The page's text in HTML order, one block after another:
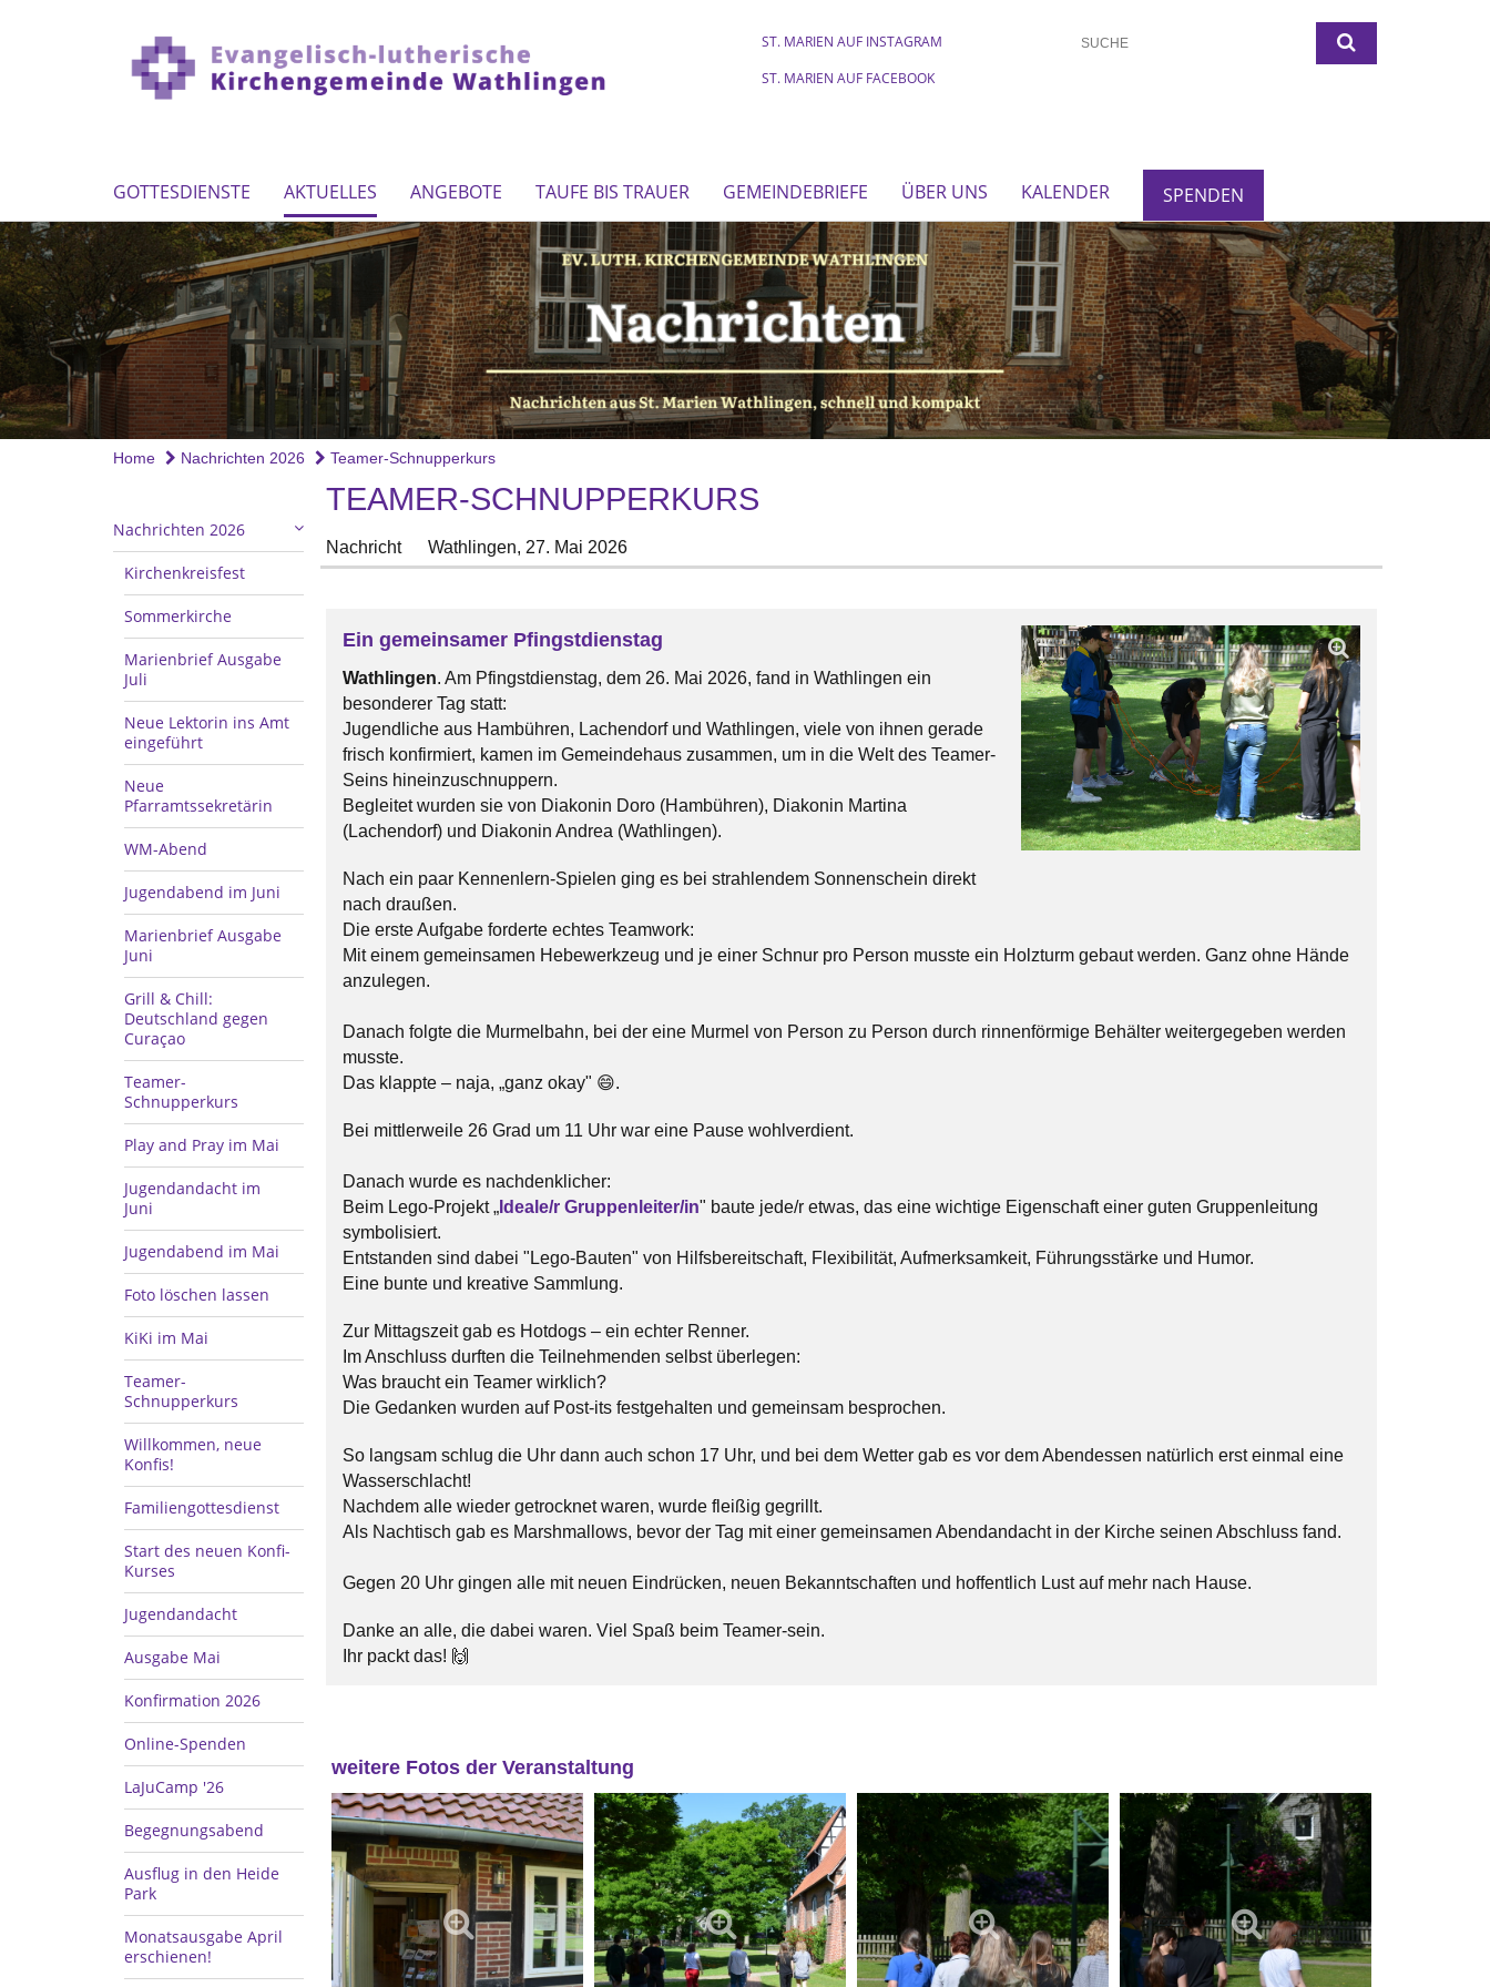
ST. MARIEN AUF INSTAGRAM
ST. MARIEN AUF FACEBOOK
GOTTESDIENSTE AKTUELLES ANGEBOTE TAUFE BIS TRAUER GEMEINDEBRIEFE ÜBER UNS KALENDER SPENDEN
Home Nachrichten 2026 Teamer-Schnupperkurs
Nachrichten 2026
Kirchenkreisfest
Sommerkirche
Marienbrief Ausgabe
Juli
Neue Lektorin ins Amt
eingeführt
Neue
Pfarramtssekretärin
WM-Abend
Jugendabend im Juni
Marienbrief Ausgabe
Juni
Grill & Chill:
Deutschland gegen
Curaçao
Teamer-
Schnupperkurs
Play and Pray im Mai
Jugendandacht im
Juni
Jugendabend im Mai
Foto löschen lassen
KiKi im Mai
Teamer-
Schnupperkurs
Willkommen, neue
Konfis!
Familiengottesdienst
Start des neuen Konfi-
Kurses
Jugendandacht
Ausgabe Mai
Konfirmation 2026
Online-Spenden
LaJuCamp '26
Begegnungsabend
Ausflug in den Heide
Park
Monatsausgabe April
erschienen!
TEAMER-SCHNUPPERKURS
Nachricht Wathlingen, 27. Mai 2026
Ein gemeinsamer Pfingstdienstag
Wathlingen. Am Pfingstdienstag, dem 26. Mai 2026, fand in Wathlingen ein
besonderer Tag statt:
Jugendliche aus Hambühren, Lachendorf und Wathlingen, viele von ihnen gerade
frisch konfirmiert, kamen im Gemeindehaus zusammen, um in die Welt des Teamer-
Seins hineinzuschnuppern.
Begleitet wurden sie von Diakonin Doro (Hambühren), Diakonin Martina
(Lachendorf) und Diakonin Andrea (Wathlingen).
Nach ein paar Kennenlern-Spielen ging es bei strahlendem Sonnenschein direkt
nach draußen.
Die erste Aufgabe forderte echtes Teamwork:
Mit einem gemeinsamen Hebewerkzeug und je einer Schnur pro Person musste ein Holzturm gebaut werden. Ganz ohne Hände
anzulegen.
Danach folgte die Murmelbahn, bei der eine Murmel von Person zu Person durch rinnenförmige Behälter weitergegeben werden
musste.
Das klappte – naja, „ganz okay" 😄.
Bei mittlerweile 26 Grad um 11 Uhr war eine Pause wohlverdient.
Danach wurde es nachdenklicher:
Beim Lego-Projekt „Ideale/r Gruppenleiter/in" baute jede/r etwas, das eine wichtige Eigenschaft einer guten Gruppenleitung
symbolisiert.
Entstanden sind dabei "Lego-Bauten" von Hilfsbereitschaft, Flexibilität, Aufmerksamkeit, Führungsstärke und Humor.
Eine bunte und kreative Sammlung.
Zur Mittagszeit gab es Hotdogs – ein echter Renner.
Im Anschluss durften die Teilnehmenden selbst überlegen:
Was braucht ein Teamer wirklich?
Die Gedanken wurden auf Post-its festgehalten und gemeinsam besprochen.
So langsam schlug die Uhr dann auch schon 17 Uhr, und bei dem Wetter gab es vor dem Abendessen natürlich erst einmal eine
Wasserschlacht!
Nachdem alle wieder getrocknet waren, wurde fleißig gegrillt.
Als Nachtisch gab es Marshmallows, bevor der Tag mit einer gemeinsamen Abendandacht in der Kirche seinen Abschluss fand.
Gegen 20 Uhr gingen alle mit neuen Eindrücken, neuen Bekanntschaften und hoffentlich Lust auf mehr nach Hause.
Danke an alle, die dabei waren. Viel Spaß beim Teamer-sein.
Ihr packt das! 🙌
weitere Fotos der Veranstaltung